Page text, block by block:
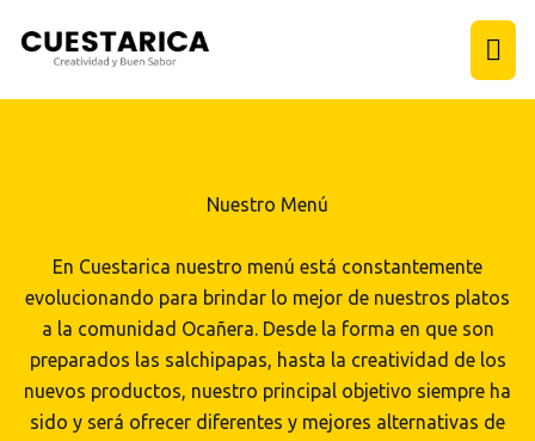
Nuestro Menú
En Cuestarica nuestro menú está constantemente
evolucionando para brindar lo mejor de nuestros platos
a la comunidad Ocañera. Desde la forma en que son
preparados las salchipapas, hasta la creatividad de los
nuevos productos, nuestro principal objetivo siempre ha
sido y será ofrecer diferentes y mejores alternativas de